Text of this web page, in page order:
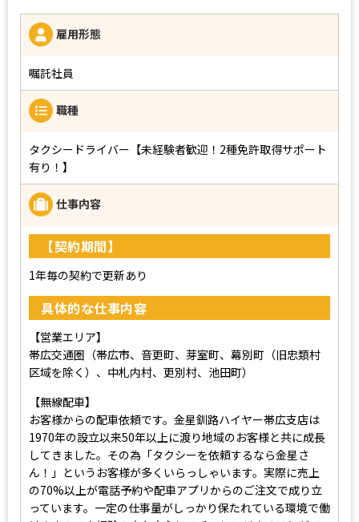
雇用形態
嘱託社員
職種
タクシードライバー【未経験者歓迎！2種免許取得サポート
有り！】
仕事内容
【契約期間】
1年毎の契約で更新あり
具体的な仕事内容
【営業エリア】
帯広交通圏（帯広市、音更町、芽室町、幕別町（旧忠類村
区域を除く）、中札内村、更別村、池田町）
【無線配車】
お客様からの配車依頼です。金星釧路ハイヤー帯広支店は
1970年の設立以来50年以上に渡り地域のお客様と共に成長
してきました。その為「タクシーを依頼するなら金星さ
ん！」というお客様が多くいらっしゃいます。実際に売上
の70%以上が電話予約や配車アプリからのご注文で成り立
っています。一定の仕事量がしっかり保たれている環境で働